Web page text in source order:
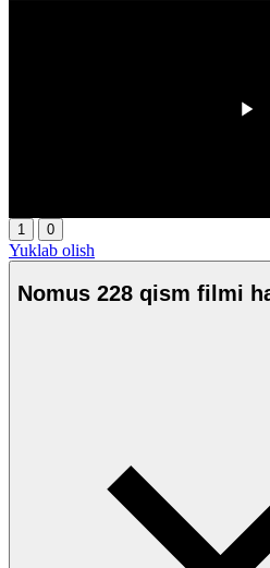
1 0
Yuklab olish
Nomus 228 qism filmi